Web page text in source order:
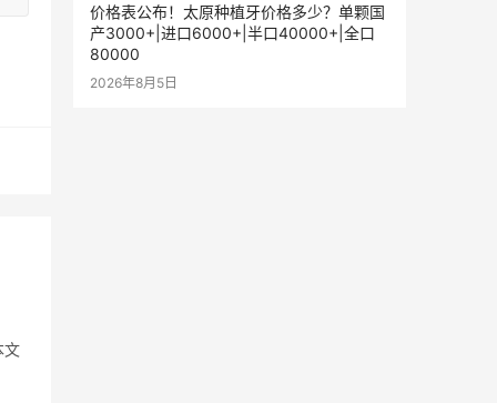
文
价格表公布！太原种植牙价格多少？单颗国
产3000+|进口6000+|半口40000+|全口
80000
2026年8月5日